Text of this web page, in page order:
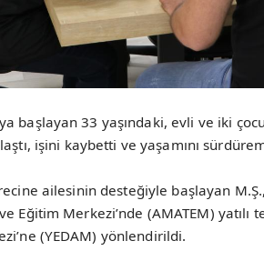
başlayan 33 yaşındaki, evli ve iki
işini kaybetti ve yaşamını
ailesinin desteğiyle başlayan
Eğitim Merkezi’nde (AMATEM)
(YEDAM) yönlendirildi.